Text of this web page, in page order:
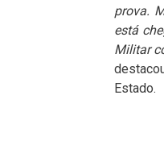
prova.
está
Militar
Estado.